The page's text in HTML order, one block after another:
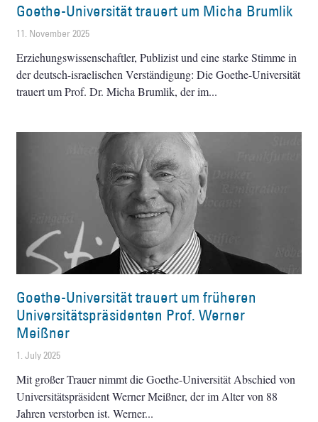
Goethe-Universität trauert um Micha Brumlik
11. November 2025
Erziehungswissenschaftler, Publizist und eine starke Stimme in
der deutsch-israelischen Verständigung: Die Goethe-Universität
trauert um Prof. Dr. Micha Brumlik, der im
Goethe-Universität trauert um früheren
Universitätspräsidenten Prof. Werner
Meißner
1. July 2025
Mit großer Trauer nimmt die Goethe-Universität Abschied von
Universitätspräsident Werner Meißner, der im Alter von 88
Jahren verstorben ist. Werner